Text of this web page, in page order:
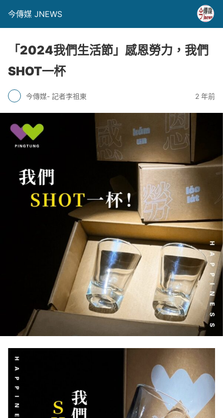
今傳媒 JNEWS
「2024我們生活節」感恩勞力，我們
SHOT一杯
今傳媒- 記者李祖東 2 年前